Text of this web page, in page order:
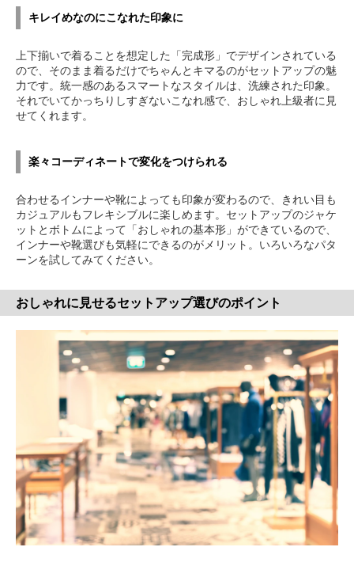
キレイめなのにこなれた印象に
上下揃いで着ることを想定した「完成形」でデザインされている
ので、そのまま着るだけでちゃんとキマるのがセットアップの魅
力です。統一感のあるスマートなスタイルは、洗練された印象。
それでいてかっちりしすぎないこなれ感で、おしゃれ上級者に見
せてくれます。
楽々コーディネートで変化をつけられる
合わせるインナーや靴によっても印象が変わるので、きれい目も
カジュアルもフレキシブルに楽しめます。セットアップのジャケ
ットとボトムによって「おしゃれの基本形」ができているので、
インナーや靴選びも気軽にできるのがメリット。いろいろなパタ
ーンを試してみてください。
おしゃれに見せるセットアップ選びのポイント